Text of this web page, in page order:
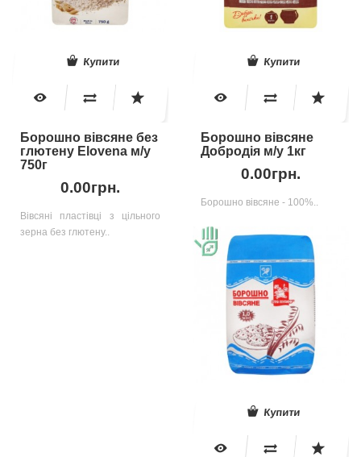
Купити
Борошно вівсяне без
глютену Elovena м/у
750г
0.00грн.
Вівсяні пластівці з цільного
зерна без глютену..
Купити
Борошно вівсяне
Добродія м/у 1кг
0.00грн.
Борошно вівсяне - 100%..
Купити